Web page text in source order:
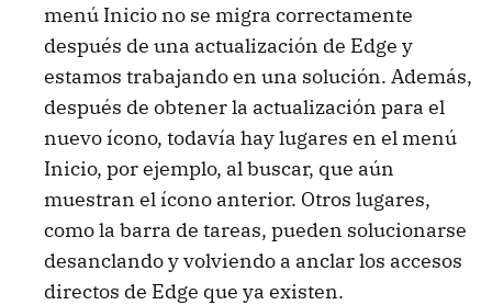
menú Inicio no se migra correctamente
después de una actualización de Edge y
estamos trabajando en una solución. Además,
después de obtener la actualización para el
nuevo ícono, todavía hay lugares en el menú
Inicio, por ejemplo, al buscar, que aún
muestran el ícono anterior. Otros lugares,
como la barra de tareas, pueden solucionarse
desanclando y volviendo a anclar los accesos
directos de Edge que ya existen.